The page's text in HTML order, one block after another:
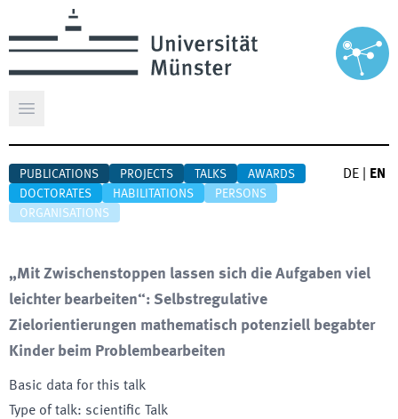
Open main menu
PUBLICATIONS PROJECTS TALKS
AWARDS
DOCTORATES
HABILITATIONS
PERSONS
ORGANISATIONS
DE EN
„Mit Zwischenstoppen lassen sich die Aufgaben viel
leichter bearbeiten“: Selbstregulative
Zielorientierungen mathematisch potenziell begabter
Kinder beim Problembearbeiten
Basic data for this talk
Type of talk: scientific Talk